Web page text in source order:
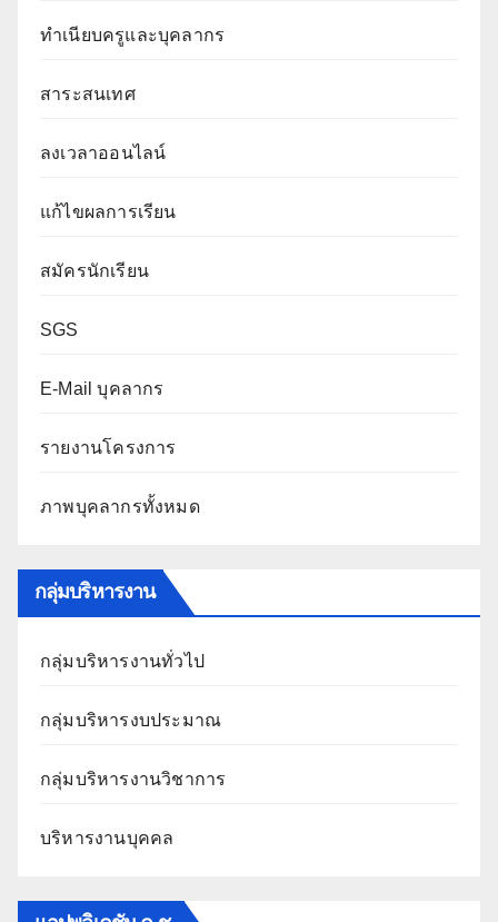
ทำเนียบครูและบุคลากร
สาระสนเทศ
ลงเวลาออนไลน์
แก้ไขผลการเรียน
สมัครนักเรียน
SGS
E-Mail บุคลากร
รายงานโครงการ
ภาพบุคลากรทั้งหมด
กลุ่มบริหารงาน
กลุ่มบริหารงานทั่วไป
กลุ่มบริหารงบประมาณ
กลุ่มบริหารงานวิชาการ
บริหารงานบุคคล